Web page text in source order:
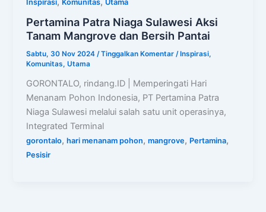
Inspirasi Komunitas Utama
Pertamina Patra Niaga Sulawesi Aksi
Tanam Mangrove dan Bersih Pantai
Sabtu, 30 Nov 2024/Tinggalkan Komentar / Inspirasi,
Komunitas,Utama
GORONTALO, rindang.ID | Memperingati Hari
Menanam Pohon Indonesia, PT Pertamina Patra
Niaga Sulawesi melalui salah satu unit operasinya,
Integrated Terminal
gorontalo,hari menanam pohon,mangrove, Pertamina,
Pesisir